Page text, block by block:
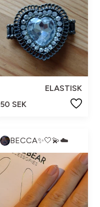
ELASTISK
50 SEK
BECCA✨🤍💫☁️